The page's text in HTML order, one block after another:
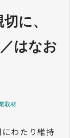
に、
はなお
取材
わたり維持